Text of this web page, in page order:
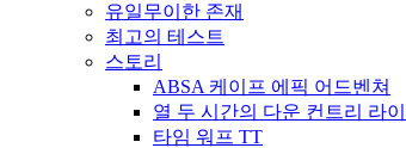
유일무이한 존재
최고의 테스트
스토리
ABSA 케이프 에픽 어드벤쳐
열 두 시간의 다운 컨트리 라
타임 워프 TT